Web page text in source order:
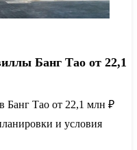
Банг Тао от 22,1
Банг Тао от 22,1 млн ₽
и условия